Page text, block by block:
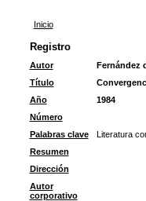
Inicio
Registro
Autor
Fernández
Título
Año
1984
Número
Palabras clave
Literatura
Resumen
Dirección
Autor
corporativo